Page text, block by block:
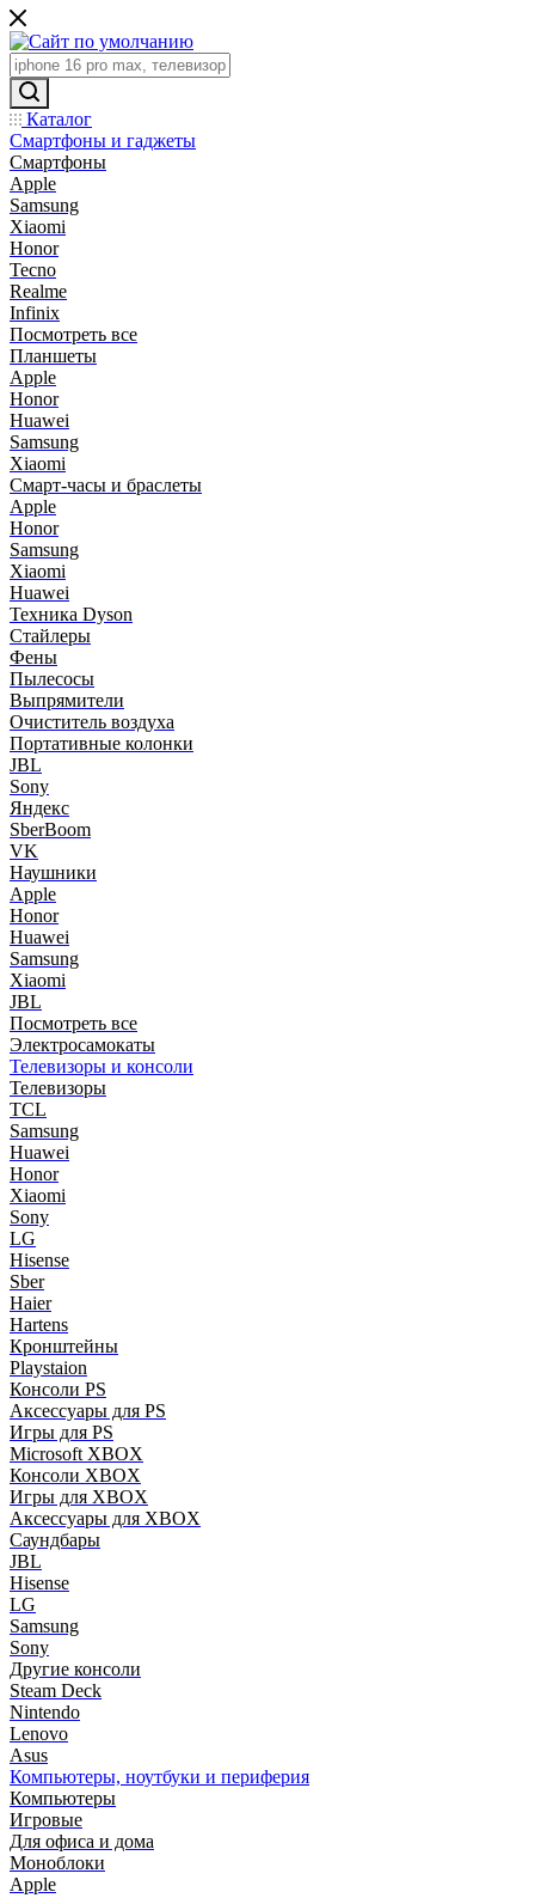
Каталог
Смартфоны и гаджеты
Смартфоны
Apple
Samsung
Xiaomi
Honor
Tecno
Realme
Infinix
Посмотреть все
Планшеты
Apple
Honor
Huawei
Samsung
Xiaomi
Смарт-часы и браслеты
Apple
Honor
Samsung
Xiaomi
Huawei
Техника Dyson
Стайлеры
Фены
Пылесосы
Выпрямители
Очиститель воздуха
Портативные колонки
JBL
Sony
Яндекс
SberBoom
VK
Наушники
Apple
Honor
Huawei
Samsung
Xiaomi
JBL
Посмотреть все
Электросамокаты
Телевизоры и консоли
Телевизоры
TCL
Samsung
Huawei
Honor
Xiaomi
Sony
LG
Hisense
Sber
Haier
Hartens
Кронштейны
Playstaion
Консоли PS
Аксессуары для PS
Игры для PS
Microsoft XBOX
Консоли XBOX
Игры для XBOX
Аксессуары для XBOX
Саундбары
JBL
Hisense
LG
Samsung
Sony
Другие консоли
Steam Deck
Nintendo
Lenovo
Asus
Компьютеры, ноутбуки и периферия
Компьютеры
Игровые
Для офиса и дома
Моноблоки
Apple